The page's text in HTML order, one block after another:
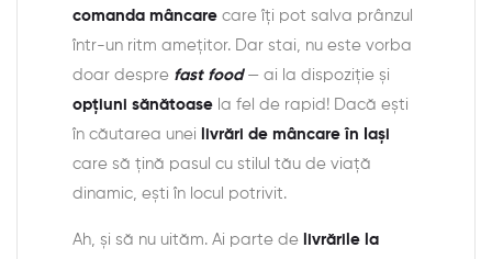
comanda mâncare care îți pot salva prânzul
într-un ritm amețitor. Dar stai, nu este vorba
doar despre fast food — ai la dispoziție și
opțiuni sănătoase la fel de rapid! Dacă ești
în căutarea unei livrări de mâncare în Iași
care să țină pasul cu stilul tău de viață
dinamic, ești în locul potrivit.
Ah, și să nu uităm. Ai parte de livrările la